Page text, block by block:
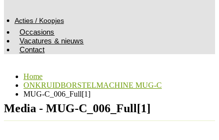
Acties / Koopjes
Occasions
Vacatures & nieuws
Contact
Home
ONKRUIDBORSTELMACHINE MUG-C
MUG-C_006_Full[1]
Media - MUG-C_006_Full[1]